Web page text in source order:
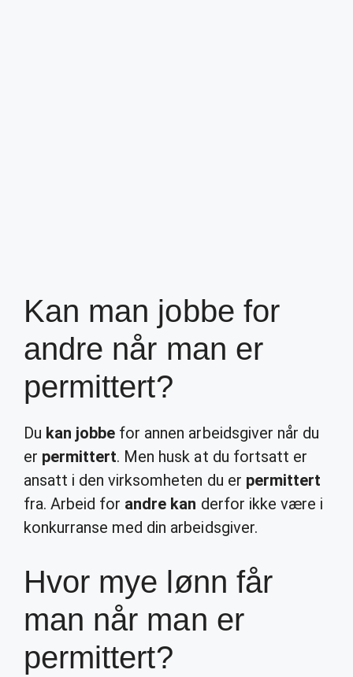
Kan man jobbe for
andre når man er
permittert?
Du kan jobbe for annen arbeidsgiver når du
er permittert. Men husk at du fortsatt er
ansatt i den virksomheten du er permittert
fra. Arbeid for andre kan derfor ikke være i
konkurranse med din arbeidsgiver.
Hvor mye lønn får
man når man er
permittert?